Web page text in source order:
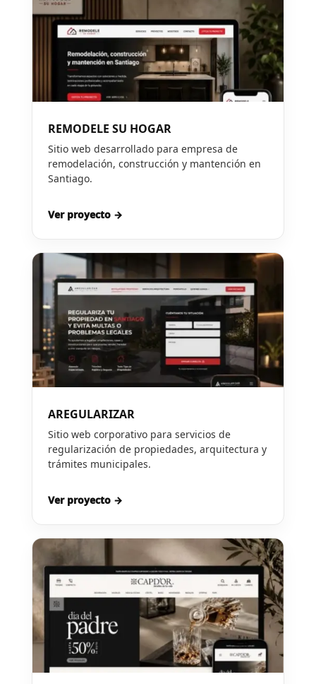
REMODELE SU HOGAR
Sitio web desarrollado para empresa de
remodelación, construcción y mantención en
Santiago.
Ver proyecto →
AREGULARIZAR
Sitio web corporativo para servicios de
regularización de propiedades, arquitectura y
trámites municipales.
Ver proyecto →